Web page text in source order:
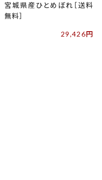
宮城県産ひとめぼれ［送料
無料］
29,426円